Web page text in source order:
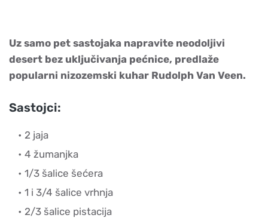
Uz samo pet sastojaka napravite neodoljivi
desert bez uključivanja pećnice, predlaže
popularni nizozemski kuhar Rudolph Van Veen.
Sastojci:
2 jaja
4 žumanjka
1/3 šalice šećera
1 i 3/4 šalice vrhnja
2/3 šalice pistacija